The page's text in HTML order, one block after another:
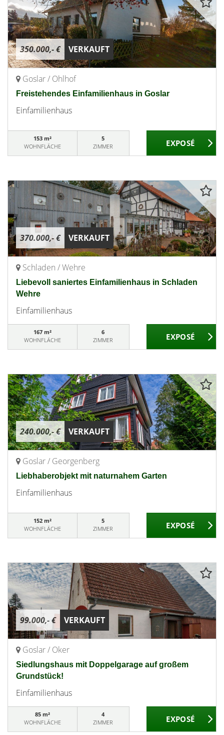
350.000,- € VERKAUFT
Goslar / Ohlhof
Freistehendes Einfamilienhaus in Goslar
Einfamilienhaus
153 m²
WOHNFLÄCHE
5
ZIMMER
370.000,- € VERKAUFT
Schladen / Wehre
Liebevoll saniertes Einfamilienhaus in Schladen
Wehre
Einfamilienhaus
167 m²
WOHNFLÄCHE
6
ZIMMER
240.000,- € VERKAUFT
Goslar / Georgenberg
Liebhaberobjekt mit naturnahem Garten
Einfamilienhaus
152 m²
WOHNFLÄCHE
5
ZIMMER
99.000,- € VERKAUFT
Goslar / Oker
Siedlungshaus mit Doppelgarage auf großem
Grundstück!
Einfamilienhaus
85 m²
WOHNFLÄCHE
4
ZIMMER